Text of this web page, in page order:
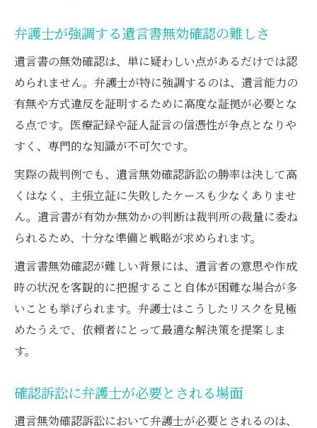
弁護士が強調する遺言書無効確認の難しさ
遺言書の無効確認は、単に疑わしい点があるだけでは認
められません。弁護士が特に強調するのは、遺言能力の
有無や方式違反を証明するために高度な証拠が必要とな
る点です。医療記録や証人証言の信憑性が争点となりや
すく、専門的な知識が不可欠です。
実際の裁判例でも、遺言無効確認訴訟の勝率は決して高
くはなく、主張立証に失敗したケースも少なくありませ
ん。遺言書が有効か無効かの判断は裁判所の裁量に委ね
られるため、十分な準備と戦略が求められます。
遺言書無効確認が難しい背景には、遺言者の意思や作成
時の状況を客観的に把握すること自体が困難な場合が多
いことも挙げられます。弁護士はこうしたリスクを見極
めたうえで、依頼者にとって最適な解決策を提案しま
す。
確認訴訟に弁護士が必要とされる場面
遺言無効確認訴訟において弁護士が必要とされるのは、